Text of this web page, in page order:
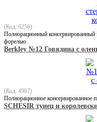
(Код: 6256)
Полнорационный
форелью
Berkley №12 Говядина с
(Код: 4987)
Полнорационное консервированное
SCHESIR тунец и